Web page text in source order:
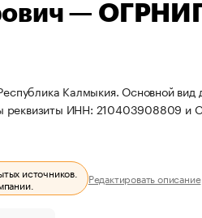
—
Калмыкия. Основной вид
реквизиты ИНН: 210403908809 и
источников.
Редактировать описание